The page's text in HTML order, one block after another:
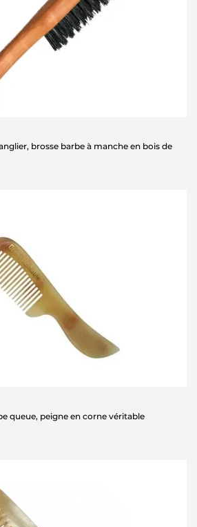
brosse barbe à manche en bois de
queue, peigne en corne véritable